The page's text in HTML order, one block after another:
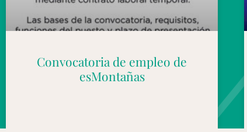
Convocatoria de empleo de
esMontañas